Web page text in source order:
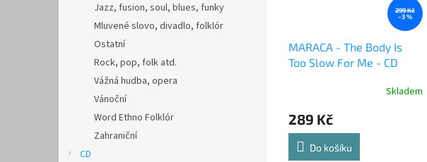
Jazz, fusion, soul, blues, funky
Mluvené slovo, divadlo, folklór
Ostatní
Rock, pop, folk atd.
Vážná hudba, opera
Vánoční
Word Ethno Folklór
Zahraniční
CD
299 Kč
–3 %
MARACA - The Body Is
Too Slow For Me - CD
Skladem
289 Kč
Do košíku